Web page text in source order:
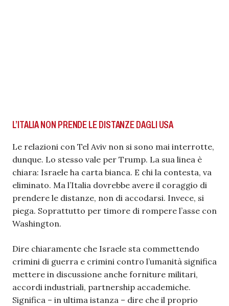
L’ITALIA NON PRENDE LE DISTANZE DAGLI USA
Le relazioni con Tel Aviv non si sono mai interrotte,
dunque. Lo stesso vale per Trump. La sua linea è
chiara: Israele ha carta bianca. E chi la contesta, va
eliminato. Ma l’Italia dovrebbe avere il coraggio di
prendere le distanze, non di accodarsi. Invece, si
piega. Soprattutto per timore di rompere l’asse con
Washington.
Dire chiaramente che Israele sta commettendo
crimini di guerra e crimini contro l’umanità significa
mettere in discussione anche forniture militari,
accordi industriali, partnership accademiche.
Significa – in ultima istanza – dire che il proprio